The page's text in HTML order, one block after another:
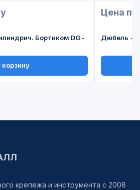
Бортиком DG -
корзину
Дюбель +
Цена по
крепежа и инструмента с 2008